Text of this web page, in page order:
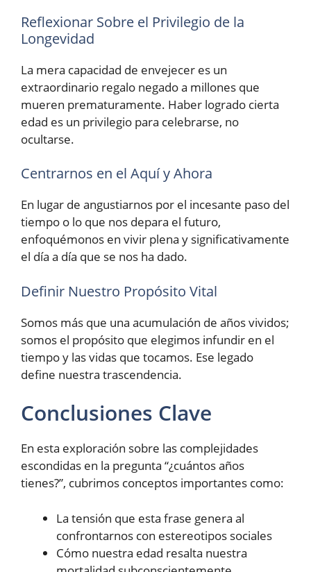
Reflexionar Sobre el Privilegio de la
Longevidad
La mera capacidad de envejecer es un
extraordinario regalo negado a millones que
mueren prematuramente. Haber logrado cierta
edad es un privilegio para celebrarse, no
ocultarse.
Centrarnos en el Aquí y Ahora
En lugar de angustiarnos por el incesante paso del
tiempo o lo que nos depara el futuro,
enfoquémonos en vivir plena y significativamente
el día a día que se nos ha dado.
Definir Nuestro Propósito Vital
Somos más que una acumulación de años vividos;
somos el propósito que elegimos infundir en el
tiempo y las vidas que tocamos. Ese legado
define nuestra trascendencia.
Conclusiones Clave
En esta exploración sobre las complejidades
escondidas en la pregunta “¿cuántos años
tienes?”, cubrimos conceptos importantes como:
La tensión que esta frase genera al
confrontarnos con estereotipos sociales
Cómo nuestra edad resalta nuestra